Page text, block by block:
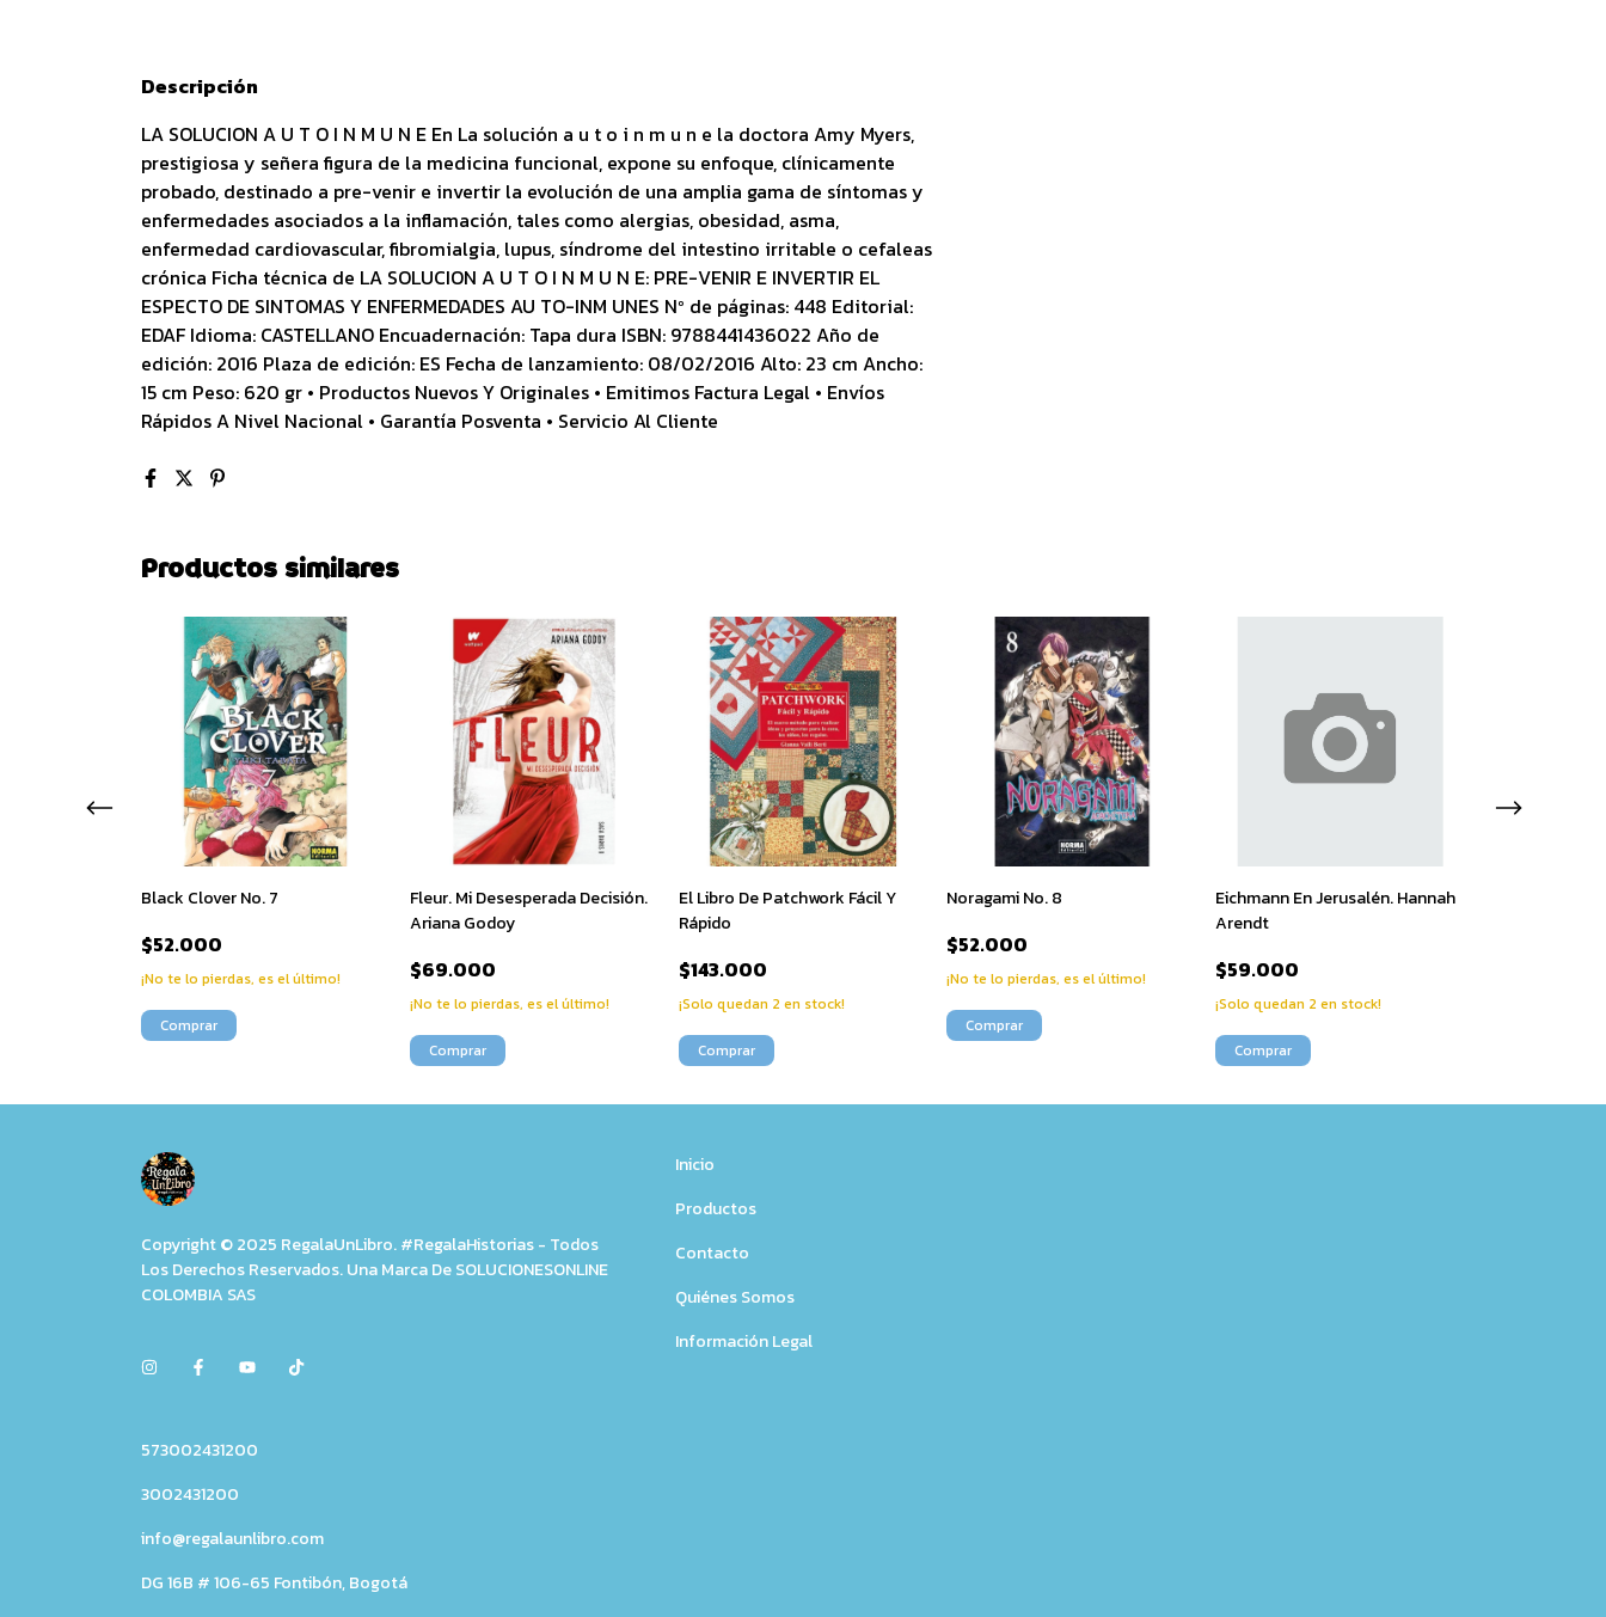
Descripción
LA SOLUCION A U T O I N M U N E En La solución a u t o i n m u n e la doctora Amy Myers,
prestigiosa y señera figura de la medicina funcional, expone su enfoque, clínicamente
probado, destinado a pre-venir e invertir la evolución de una amplia gama de síntomas y
enfermedades asociados a la inflamación, tales como alergias, obesidad, asma,
enfermedad cardiovascular, fibromialgia, lupus, síndrome del intestino irritable o cefaleas
crónica Ficha técnica de LA SOLUCION A U T O I N M U N E: PRE-VENIR E INVERTIR EL
ESPECTO DE SINTOMAS Y ENFERMEDADES AU TO-INM UNES Nº de páginas: 448 Editorial:
EDAF Idioma: CASTELLANO Encuadernación: Tapa dura ISBN: 9788441436022 Año de
edición: 2016 Plaza de edición: ES Fecha de lanzamiento: 08/02/2016 Alto: 23 cm Ancho:
15 cm Peso: 620 gr • Productos Nuevos Y Originales • Emitimos Factura Legal • Envíos
Rápidos A Nivel Nacional • Garantía Posventa • Servicio Al Cliente
Productos similares
Black Clover No. 7
$52.000
¡No te lo pierdas, es el último!
Fleur. Mi Desesperada Decisión.
Ariana Godoy
$69.000
¡No te lo pierdas, es el último!
El Libro De Patchwork Fácil Y
Rápido
$143.000
¡Solo quedan 2 en stock!
Noragami No. 8
$52.000
¡No te lo pierdas, es el último!
Eichmann En Jerusalén. Hannah
Arendt
$59.000
¡Solo quedan 2 en stock!
Copyright © 2025 RegalaUnLibro. #RegalaHistorias - Todos
Los Derechos Reservados. Una Marca De SOLUCIONESONLINE
COLOMBIA SAS
573002431200
3002431200
info@regalaunlibro.com
DG 16B # 106-65 Fontibón, Bogotá
Inicio
Productos
Contacto
Quiénes Somos
Información Legal